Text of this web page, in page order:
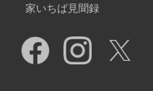
家いちば見聞録